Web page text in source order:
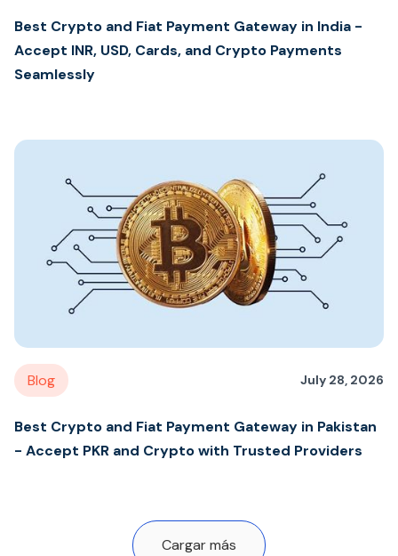
Best Crypto and Fiat Payment Gateway in India -
Accept INR, USD, Cards, and Crypto Payments
Seamlessly
Blog July 28, 2026
Best Crypto and Fiat Payment Gateway in Pakistan
- Accept PKR and Crypto with Trusted Providers
Cargar más